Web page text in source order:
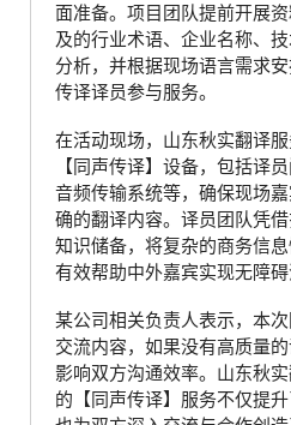
面准备。项目团队提前开展
及的行业术语、企业名称、
分析，并根据现场语言需求
传译译员参与服务。
在活动现场，山东秋实翻译
【同声传译】设备，包括译
音频传输系统等，确保现场
确的翻译内容。译员团队凭
知识储备，将复杂的商务信息
有效帮助中外嘉宾实现无障碍
某公司相关负责人表示，本
交流内容，如果没有高质量
影响双方沟通效率。山东秋
的【同声传译】服务不仅提升